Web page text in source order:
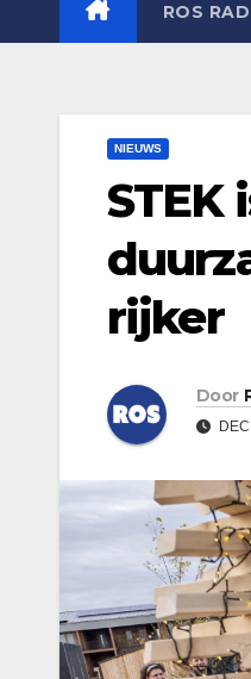
ROS
NIEUWS
STEK
rijker
Door